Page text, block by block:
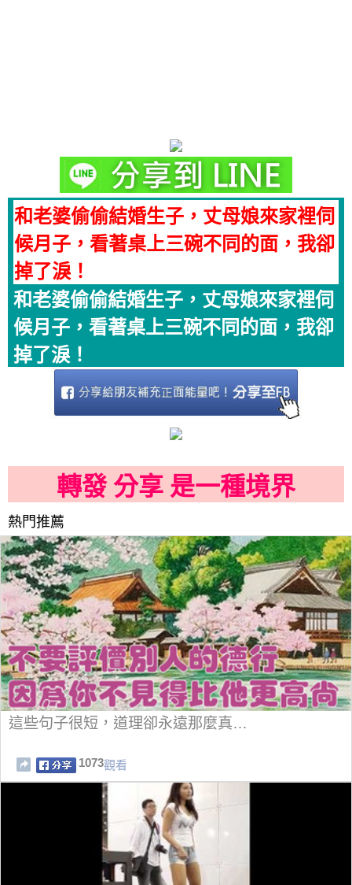
和老婆偷偷結婚生子，丈母娘來家裡伺
候月子，看著桌上三碗不同的面，我卻
掉了淚！
和老婆偷偷結婚生子，丈母娘來家裡伺
候月子，看著桌上三碗不同的面，我卻
掉了淚！
轉發 分享 是一種境界
熱門推薦
這些句子很短，道理卻永遠那麼真…
1073觀看